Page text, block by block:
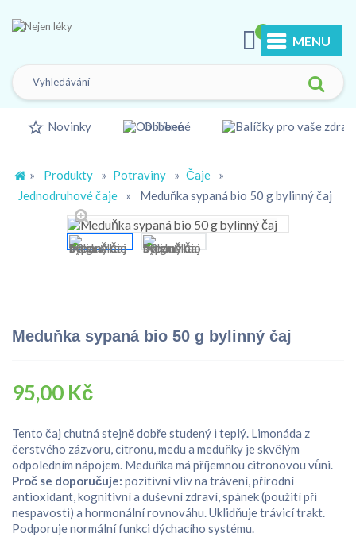
Novinky Oblíbené
MENU
» Produkty » Potraviny » Čaje
»
Jednodruhové čaje
» Meduňka sypaná bio 50 g bylinný čaj
Meduňka sypaná bio 50 g bylinný čaj
95,00 Kč
Tento čaj chutná stejně dobře studený i teplý. Limonáda z
čerstvého zázvoru, citronu, medu a meduňky je skvělým
odpoledním nápojem. Meduňka má příjemnou citronovou vůni.
Proč se doporučuje: pozitivní vliv na trávení, přírodní
antioxidant, kognitivní a duševní zdraví, spánek (použití při
nespavosti) a hormonální rovnováhu. Uklidňuje trávicí trakt.
Podporuje normální funkci dýchacího systému.